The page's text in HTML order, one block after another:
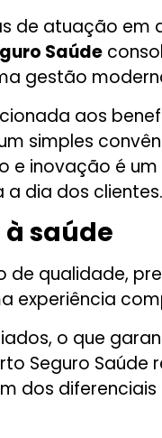
de atuação em
Saúde
gestão
aos
simples
inovação é
dia dos clientes.
à saúde
qualidade,
experiência
o que
Seguro
dos